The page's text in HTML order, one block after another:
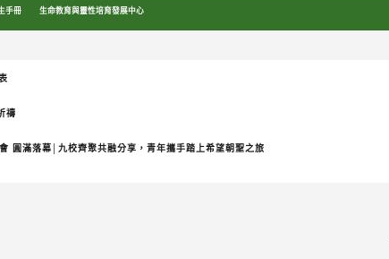
手冊 生命教育與靈性培育發展中心
禱
圓滿落幕│九校齊聚共融分享，青年攜手踏上希望朝聖之旅